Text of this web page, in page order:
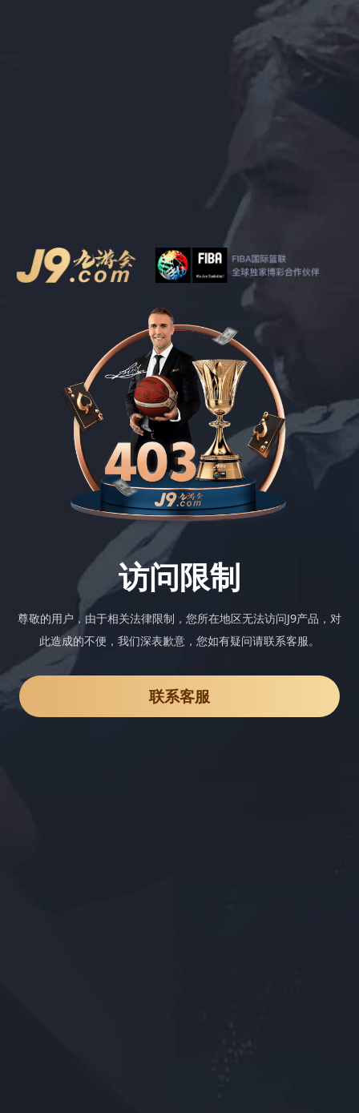
访问限制
尊敬的用户，由于相关法律限制，您所在地区无法访问J9产品，对
此造成的不便，我们深表歉意，您如有疑问请联系客服。
联系客服